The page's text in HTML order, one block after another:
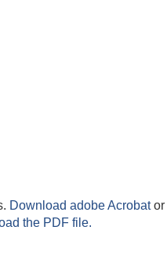
Download adobe Acrobator
the PDF file.